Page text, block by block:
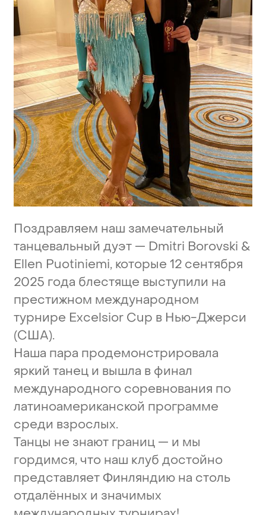
Поздравляем наш замечательный
танцевальный дуэт — Dmitri Borovski &
Ellen Puotiniemi, которые 12 сентября
2025 года блестяще выступили на
престижном международном
турнире Excelsior Cup в Нью-Джерси
(США).
Наша пара продемонстрировала
яркий танец и вышла в финал
международного соревнования по
латиноамериканской программе
среди взрослых.
Танцы не знают границ — и мы
гордимся, что наш клуб достойно
представляет Финляндию на столь
отдалённых и значимых